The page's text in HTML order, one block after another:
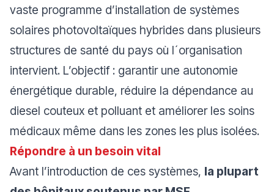
vaste programme d’installation de systèmes
solaires photovoltaïques hybrides dans plusieurs
structures de santé du pays où l´organisation
intervient. L’objectif : garantir une autonomie
énergétique durable, réduire la dépendance au
diesel couteux et polluant et améliorer les soins
médicaux même dans les zones les plus isolées.
Répondre à un besoin vital
Avant l’introduction de ces systèmes, la plupart